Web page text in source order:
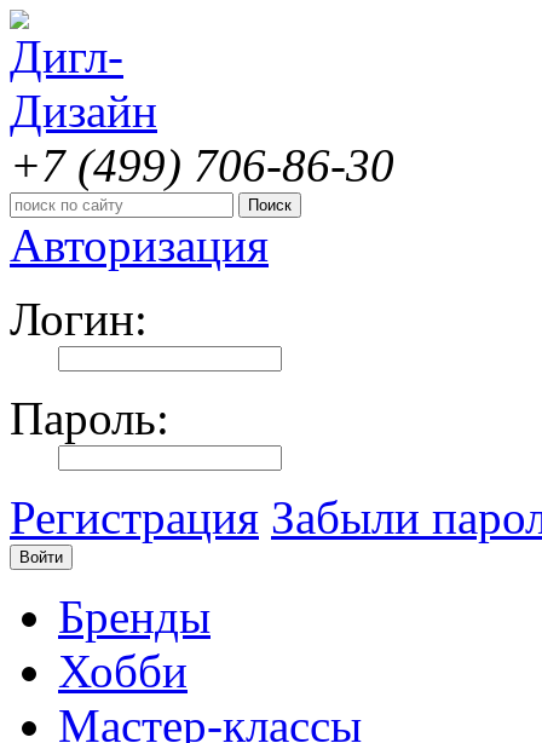
+7 (499) 706-86-30
Авторизация
Логин:
Пароль:
Регистрация Забыли
Бренды
Хобби
Мастер-классы